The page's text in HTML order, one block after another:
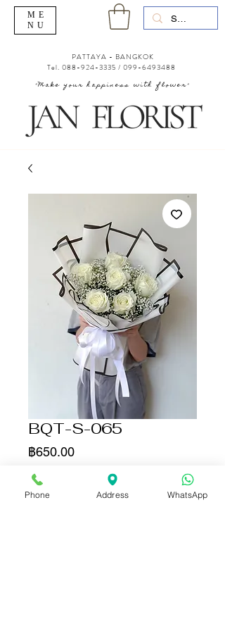
"Make your happiness with flower"
PATTAYA - BANGKOK
Tel. 088-924-3335 / 099-6493488
ME
NU
BQT-S-065
฿650.00ราคา
จำนวน
Phone Address WhatsApp